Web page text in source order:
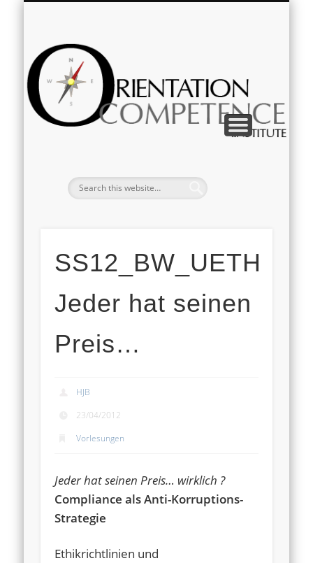
SS12_BW_UETH:
Jeder hat seinen
Preis…
HJB
23/04/2012
Vorlesungen
Jeder hat seinen Preis… wirklich ?
Compliance als Anti-Korruptions-
Strategie
Ethikrichtlinien und